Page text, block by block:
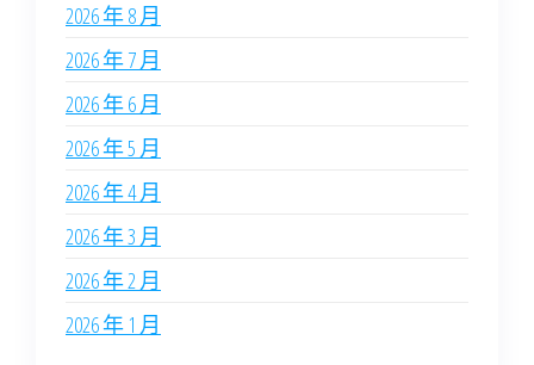
2026 年 8 月
2026 年 7 月
2026 年 6 月
2026 年 5 月
2026 年 4 月
2026 年 3 月
2026 年 2 月
2026 年 1 月